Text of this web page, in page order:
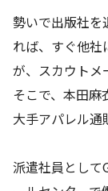
勢いで出版社を
れば、すぐ他社
が、スカウトメ
そこで、本田麻
大手アパレル通
派遣社員として